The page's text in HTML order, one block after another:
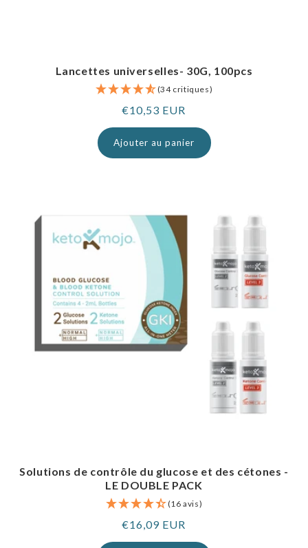
Lancettes universelles- 30G, 100pcs
(34 critiques)
Prix
normal
€10,53 EUR
Ajouter au panier
Solutions de contrôle du glucose et des cétones -
LE DOUBLE PACK
(16 avis)
Prix
normal
€16,09 EUR